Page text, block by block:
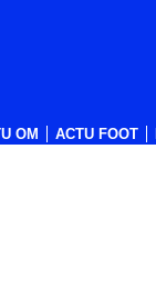
OM ACTU FOOT